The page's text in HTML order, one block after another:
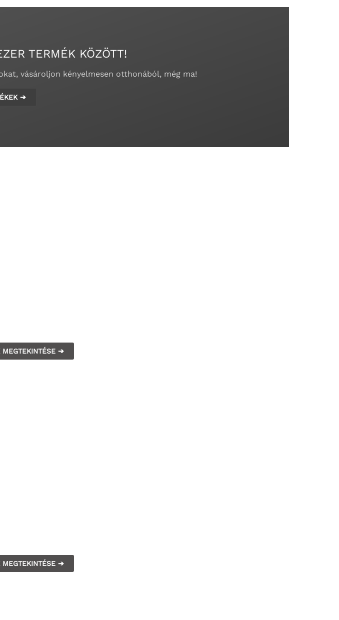
TERMÉK KÖZÖTT!
vásároljon kényelmesen otthonából, még ma!
➔
MEGTEKINTÉSE ➔
MEGTEKINTÉSE ➔